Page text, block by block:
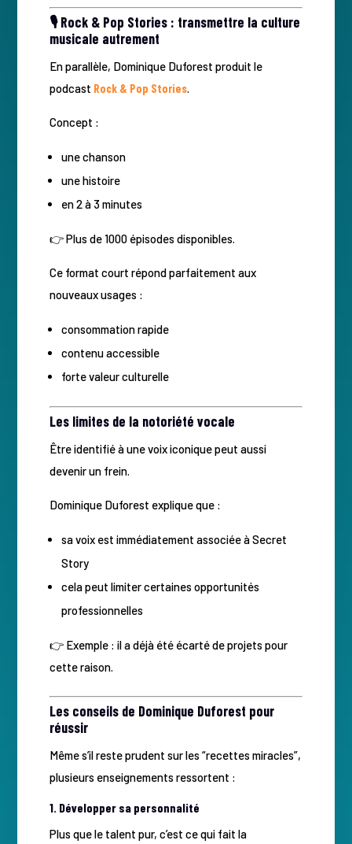
🎙️ Rock & Pop Stories : transmettre la culture
musicale autrement
En parallèle, Dominique Duforest produit le
podcast Rock & Pop Stories.
Concept :
une chanson
une histoire
en 2 à 3 minutes
👉 Plus de 1000 épisodes disponibles.
Ce format court répond parfaitement aux
nouveaux usages :
consommation rapide
contenu accessible
forte valeur culturelle
Les limites de la notoriété vocale
Être identifié à une voix iconique peut aussi
devenir un frein.
Dominique Duforest explique que :
sa voix est immédiatement associée à Secret
Story
cela peut limiter certaines opportunités
professionnelles
👉 Exemple : il a déjà été écarté de projets pour
cette raison.
Les conseils de Dominique Duforest pour
réussir
Même s’il reste prudent sur les “recettes miracles”,
plusieurs enseignements ressortent :
1. Développer sa personnalité
Plus que le talent pur, c’est ce qui fait la